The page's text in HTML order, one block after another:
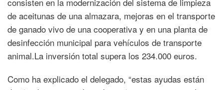
de aceitunas de una almazara, mejoras en el transporte
de ganado vivo de una cooperativa y en una planta de
desinfección municipal para vehículos de transporte
animal.La inversión total supera los 234.000 euros.
Como ha explicado el delegado, “estas ayudas están